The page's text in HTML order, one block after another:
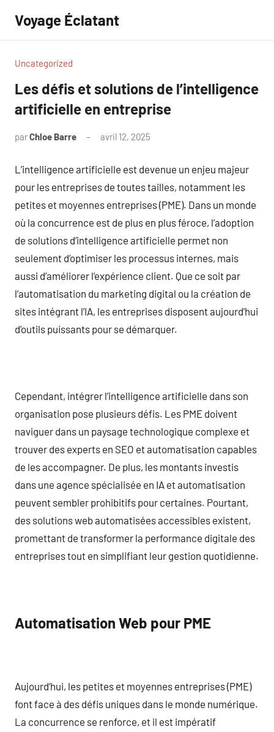
contenu
Voyage Éclatant
Uncategorized
Les défis et solutions de l’intelligence
artificielle en entreprise
parChloe Barre avril 12, 2025
L’intelligence artificielle est devenue un enjeu majeur
pour les entreprises de toutes tailles, notamment les
petites et moyennes entreprises (PME). Dans un monde
où la concurrence est de plus en plus féroce, l’adoption
de solutions d’intelligence artificielle permet non
seulement d’optimiser les processus internes, mais
aussi d’améliorer l’expérience client. Que ce soit par
l’automatisation du marketing digital ou la création de
sites intégrant l’IA, les entreprises disposent aujourd’hui
d’outils puissants pour se démarquer.
Cependant, intégrer l’intelligence artificielle dans son
organisation pose plusieurs défis. Les PME doivent
naviguer dans un paysage technologique complexe et
trouver des experts en SEO et automatisation capables
de les accompagner. De plus, les montants investis
dans une agence spécialisée en IA et automatisation
peuvent sembler prohibitifs pour certaines. Pourtant,
des solutions web automatisées accessibles existent,
promettant de transformer la performance digitale des
entreprises tout en simplifiant leur gestion quotidienne.
Automatisation Web pour PME
Aujourd’hui, les petites et moyennes entreprises (PME)
font face à des défis uniques dans le monde numérique.
La concurrence se renforce, et il est impératif